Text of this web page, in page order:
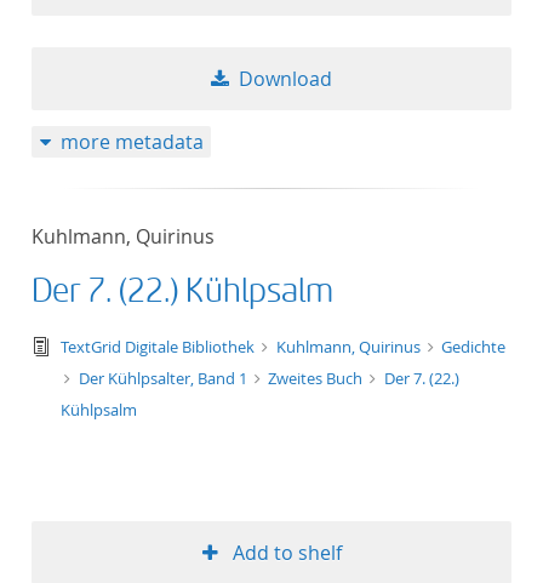
Download
more metadata
Kuhlmann, Quirinus
Der 7. (22.) Kühlpsalm
text/tg.edition+tg.aggregation+xml
TextGrid Digitale Bibliothek Kuhlmann, Quirinus
Gedichte
Der Kühlpsalter, Band 1
Zweites Buch
Der 7. (22.)
Kühlpsalm
Add to shelf